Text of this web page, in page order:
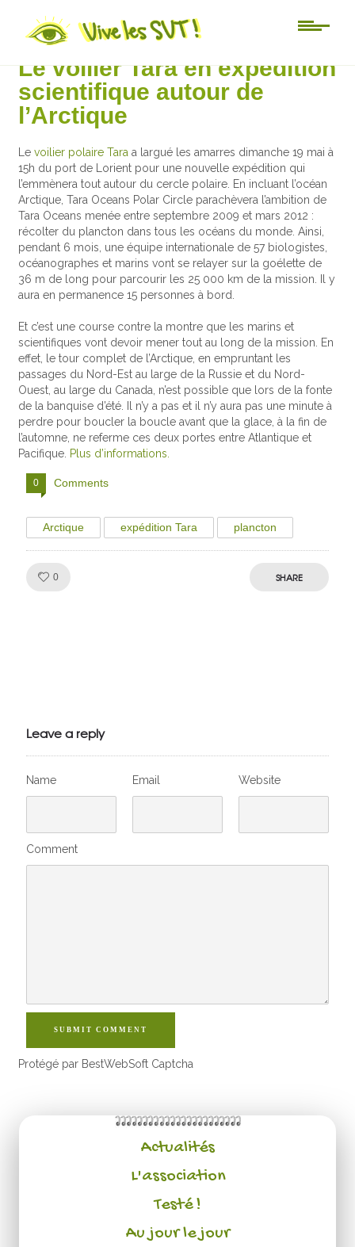
Actu-sciences
Le voilier Tara en expédition
scientifique autour de
l’Arctique
Levoilier polaire Taraa largué les amarres dimanche 19 mai à
15h du port de Lorient pour une nouvelle expédition qui
l’emmènera tout autour du cercle polaire. En incluant l’océan
Arctique, Tara Oceans Polar Circle parachèvera l’ambition de
Tara Oceans menée entre septembre 2009 et mars 2012 :
récolter du plancton dans tous les océans du monde. Ainsi,
pendant 6 mois, une équipe internationale de 57 biologistes,
océanographes et marins vont se relayer sur la goélette de
36 m de long pour parcourir les 25 000 km de la mission. Il y
aura en permanence 15 personnes à bord.
Et c’est une course contre la montre que les marins et
scientifiques vont devoir mener tout au long de la mission. En
effet, le tour complet de l’Arctique, en empruntant les
passages du Nord-Est au large de la Russie et du Nord-
Ouest, au large du Canada, n’est possible que lors de la fonte
de la banquise d’été. Il n’y a pas et il n’y aura pas une minute à
perdre pour boucler la boucle avant que la glace, à la fin de
l’automne, ne referme ces deux portes entre Atlantique et
Pacifique. Plus d’informations.
0 Comments
Arctique expédition Tara plancton
0 SHARE
Leave a reply
Name Email Website
Comment
SUBMIT COMMENT
Protégé par BestWebSoft Captcha
Actualités
L'association
Testé !
Au jour le jour